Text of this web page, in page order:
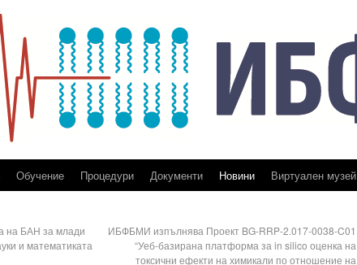
Обучение Процедури Документи Новини Виртуален музей
на БАН за млади
и математиката
ИБФБМИ изпълнява Проект BG-RRP-2.017-0038-C01
“Уеб-базирана платформа за in silico оценка на
токсични ефекти на химикали по отношение на